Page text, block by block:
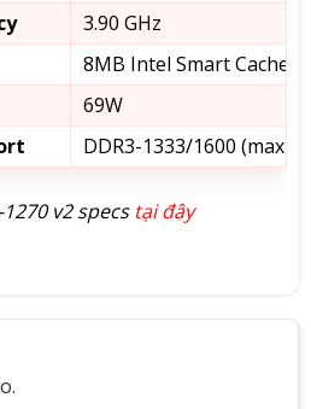
3.90 GHz
8MB Intel Smart Cache
69W
DDR3-1333/1600 (max
v2 specs tại đây